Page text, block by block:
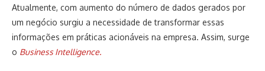
Atualmente, com aumento do número de dados gerados por
um negócio surgiu a necessidade de transformar essas
informações em práticas acionáveis na empresa. Assim, surge
o Business Intelligence.